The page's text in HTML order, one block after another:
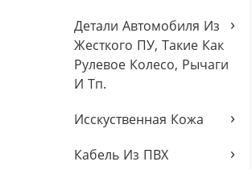
›
Детали Автомобиля Из
Жесткого ПУ, Такие Как
Рулевое Колесо, Рычаги
И Тп.
›
Исскуственная Кожа
›
Кабель Из ПВХ